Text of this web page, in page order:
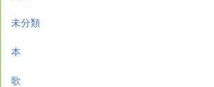
未分類
本
歌